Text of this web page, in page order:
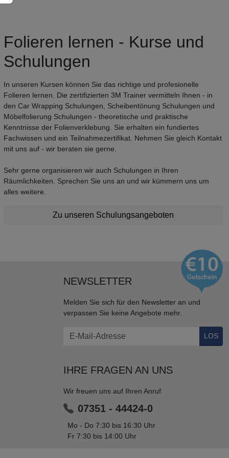
Folieren lernen - Kurse und
Schulungen
In unseren Kursen können Sie das richtige und profesionelle
Folieren lernen. Die zertifizierten 3M Trainer vermitteln Ihnen - in
den Car Wrapping Schulungen, Scheibentönung Schulungen und
Möbelfolierung Schulungen - theoretische und praktische
Kenntnisse der Folienverklebung. Sie erhalten ein fundiertes
Fachwissen und ein Teilnahmezertifikat. Nehmen Sie gleich Kontakt
mit uns auf - wir beraten sie gerne.
Sehr gerne organisieren wir auch Schulungen in Ihren
Räumlichkeiten. Sprechen Sie uns an und wir kümmern uns um
alles weitere.
Zu unseren Schulungsangeboten
NEWSLETTER
Melden Sie sich für den Newsletter an und
verpassen Sie keine Angebote mehr.
LOS
IHRE FRAGEN AN UNS
Wir freuen uns auf Ihren Anruf.
07351 - 44424-0
Mo - Do 7:30 bis 16:30 Uhr
Fr 7:30 bis 14:00 Uhr